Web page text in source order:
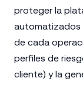
proteger la
automatizados
de cada
perfiles de
cliente) y la